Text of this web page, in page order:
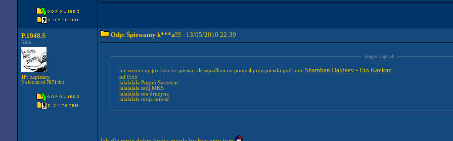
P.1948.S
Kibic
IP: zapisany
Na forum od 7871 dni
Odp: Śpiewamy k***a!!! - 13/05/2010 22:39
longer. napisał:
nie wiem czy juz ktos to spiewa, ale wpadlem na pomysl przyspiewki pod nute Shamhan Daldaev - Eto Kavkaz
od 0:55
lalalalala Pogoń Szczecin
lalalalala mój MKS
lalalalala ma drużyna
lalalalala moja miłość